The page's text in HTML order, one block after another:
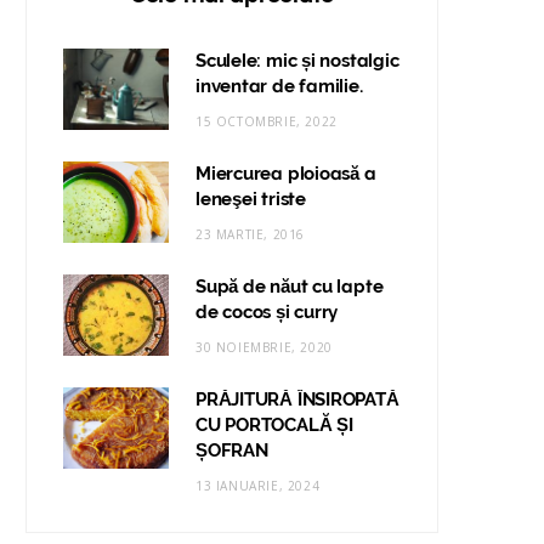
Sculele: mic și nostalgic
inventar de familie.
15 OCTOMBRIE, 2022
Miercurea ploioasă a
leneşei triste
23 MARTIE, 2016
Supă de năut cu lapte
de cocos și curry
30 NOIEMBRIE, 2020
PRĂJITURĂ ÎNSIROPATĂ
CU PORTOCALĂ ȘI
ȘOFRAN
13 IANUARIE, 2024